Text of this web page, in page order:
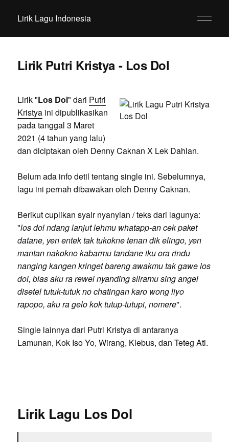
Lirik Lagu Indonesia
Lirik Putri Kristya - Los Dol
Lirik "Los Dol" dari Putri
Kristyaini dipublikasikan
pada tanggal 3 Maret
2021 (4 tahun yang lalu)
dan diciptakan oleh Denny Caknan X Lek Dahlan.
Belum ada info detil tentang single ini. Sebelumnya,
lagu ini pernah dibawakan oleh Denny Caknan.
Berikut cuplikan syair nyanyian / teks dari lagunya:
"los dol ndang lanjut lehmu whatapp-an cek paket
datane, yen entek tak tukokne tenan dik elingo, yen
mantan nakokno kabarmu tandane iku ora rindu
nanging kangen kringet bareng awakmu tak gawe los
dol, blas aku ra rewel nyanding sliramu sing angel
disetel tutuk-tutuk no chatingan karo wong liyo
rapopo, aku ra gelo kok tutup-tutupi, nomere".
Single lainnya dari Putri Kristya di antaranya
Lamunan, Kok Iso Yo, Wirang, Klebus, dan Teteg Ati.
Lirik Lagu Los Dol